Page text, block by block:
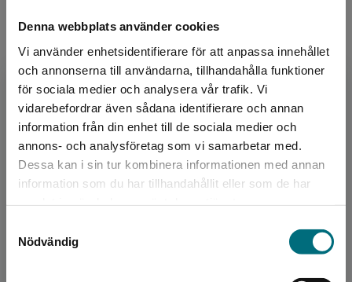
Denna webbplats använder cookies
Vi använder enhetsidentifierare för att anpassa innehållet
och annonserna till användarna, tillhandahålla funktioner
för sociala medier och analysera vår trafik. Vi
vidarebefordrar även sådana identifierare och annan
information från din enhet till de sociala medier och
annons- och analysföretag som vi samarbetar med.
Dessa kan i sin tur kombinera informationen med annan
information som du har tillhandahållit eller som de har
Nödvändig
Begränsad fraktregion
Det verkar som att du besöker
Sverige. För att kunna slutföra ett köp måste
den tänkta läsarens ålder. Böckerna i serien Livat på
Lingonvägen är indelad i fyra nivåer med olika färger.
Tyst i bilen är röd, det vill säga steg ett av fyra.
Författare
Janina Kastevik
Janina Kastevik är barnboksförfattare, jurist och
trebarnsmamma. Hon debuterade med boken
Slottet av is 2013. Janina Kastevik och Sarah
Utas är sy...